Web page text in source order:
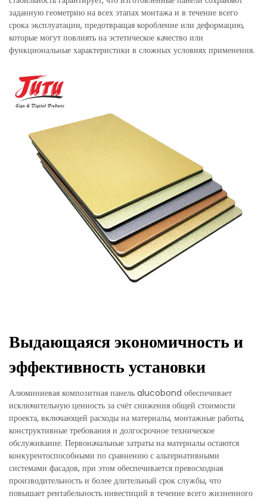
заданную геометрию на всех этапах монтажа и в течение всего
срока эксплуатации, предотвращая коробление или деформацию,
которые могут повлиять на эстетическое качество или
функциональные характеристики в сложных условиях применения.
Выдающаяся экономичность и
эффективность установки
Алюминиевая композитная панель alucobond обеспечивает
исключительную ценность за счёт снижения общей стоимости
проекта, включающей расходы на материалы, монтажные работы,
конструктивные требования и долгосрочное техническое
обслуживание. Первоначальные затраты на материалы остаются
конкурентоспособными по сравнению с альтернативными
системами фасадов, при этом обеспечивается превосходная
производительность и более длительный срок службы, что
повышает рентабельность инвестиций в течение всего жизненного